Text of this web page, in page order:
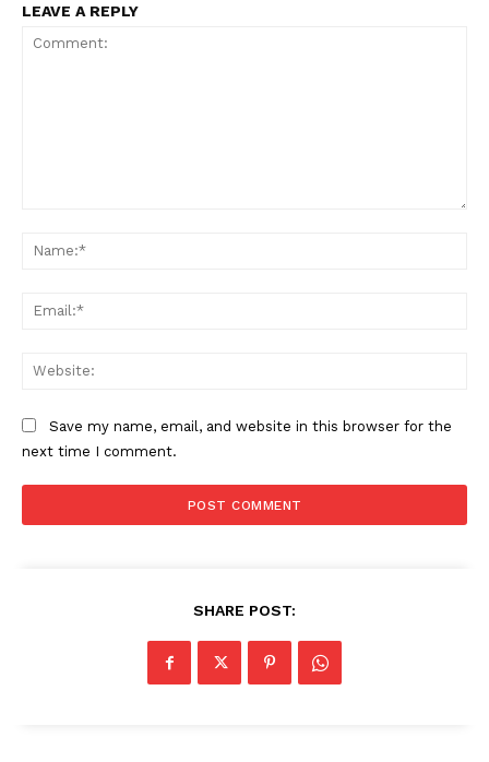
LEAVE A REPLY
Save my name, email, and website in this browser for the
next time I comment.
SHARE POST: